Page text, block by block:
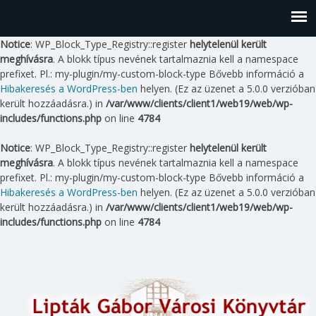
Notice: WP_Block_Type_Registry::register helytelenül került
meghívásra. A blokk típus nevének tartalmaznia kell a namespace
prefixet. Pl.: my-plugin/my-custom-block-type Bővebb információ a
Hibakeresés a WordPress-ben helyen. (Ez az üzenet a 5.0.0 verzióban
került hozzáadásra.) in /var/www/clients/client1/web19/web/wp-
includes/functions.php on line 4784
Notice: WP_Block_Type_Registry::register helytelenül került
meghívásra. A blokk típus nevének tartalmaznia kell a namespace
prefixet. Pl.: my-plugin/my-custom-block-type Bővebb információ a
Hibakeresés a WordPress-ben helyen. (Ez az üzenet a 5.0.0 verzióban
került hozzáadásra.) in /var/www/clients/client1/web19/web/wp-
includes/functions.php on line 4784